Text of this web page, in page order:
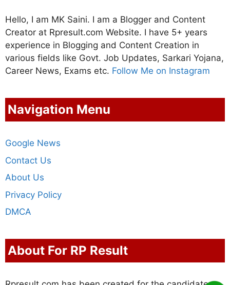
Hello, I am MK Saini. I am a Blogger and Content
Creator at Rpresult.com Website. I have 5+ years
experience in Blogging and Content Creation in
various fields like Govt. Job Updates, Sarkari Yojana,
Career News, Exams etc. Follow Me on Instagram
Navigation Menu
Google News
Contact Us
About Us
Privacy Policy
DMCA
About For RP Result